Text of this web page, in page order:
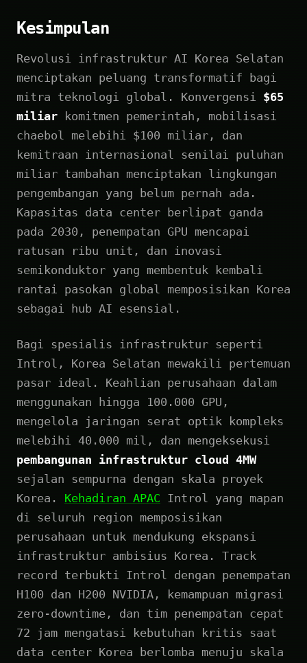
Kesimpulan
Revolusi infrastruktur AI Korea Selatan
menciptakan peluang transformatif bagi
mitra teknologi global. Konvergensi $65
miliar komitmen pemerintah, mobilisasi
chaebol melebihi $100 miliar, dan
kemitraan internasional senilai puluhan
miliar tambahan menciptakan lingkungan
pengembangan yang belum pernah ada.
Kapasitas data center berlipat ganda
pada 2030, penempatan GPU mencapai
ratusan ribu unit, dan inovasi
semikonduktor yang membentuk kembali
rantai pasokan global memposisikan Korea
sebagai hub AI esensial.
Bagi spesialis infrastruktur seperti
Introl, Korea Selatan mewakili pertemuan
pasar ideal. Keahlian perusahaan dalam
menggunakan hingga 100.000 GPU,
mengelola jaringan serat optik kompleks
melebihi 40.000 mil, dan mengeksekusi
pembangunan infrastruktur cloud 4MW
sejalan sempurna dengan skala proyek
Korea. Kehadiran APAC Introl yang mapan
di seluruh region memposisikan
perusahaan untuk mendukung ekspansi
infrastruktur ambisius Korea. Track
record terbukti Introl dengan penempatan
H100 dan H200 NVIDIA, kemampuan migrasi
zero-downtime, dan tim penempatan cepat
72 jam mengatasi kebutuhan kritis saat
data center Korea berlomba menuju skala